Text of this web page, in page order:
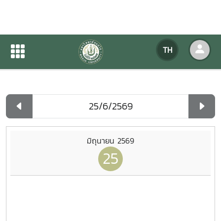
TH
ปฏิทินกิจกรรมของหน่วยงาน
ปฏิทินกิจกรรมของหน่วยงาน
มิถุนายน 2569
25